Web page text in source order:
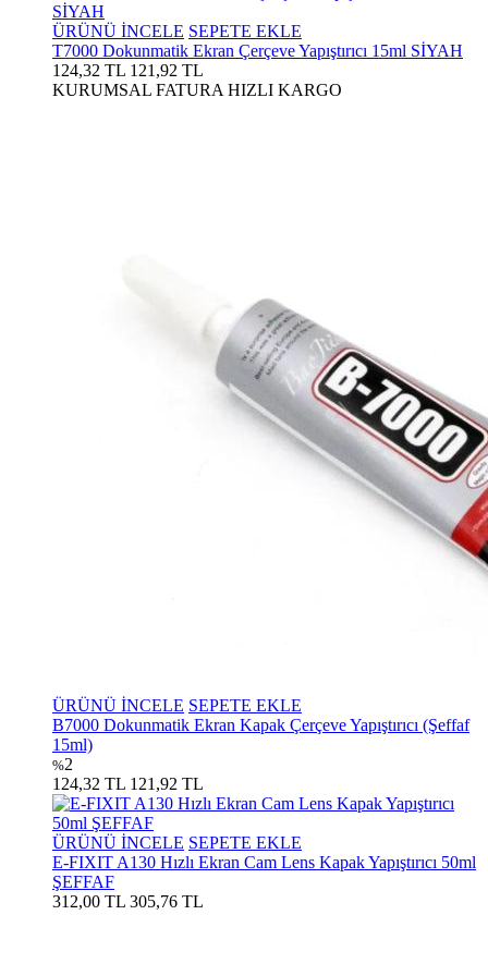
ÜRÜNÜ İNCELE SEPETE EKLE
T7000 Dokunmatik Ekran Çerçeve Yapıştırıcı 15ml SİYAH
124,32 TL 121,92 TL
KURUMSAL FATURA HIZLI KARGO
ÜRÜNÜ İNCELE SEPETE EKLE
B7000 Dokunmatik Ekran Kapak Çerçeve Yapıştırıcı (Şeffaf
15ml)
%2
124,32 TL 121,92 TL
ÜRÜNÜ İNCELE SEPETE EKLE
E-FIXIT A130 Hızlı Ekran Cam Lens Kapak Yapıştırıcı 50ml
ŞEFFAF
312,00 TL 305,76 TL